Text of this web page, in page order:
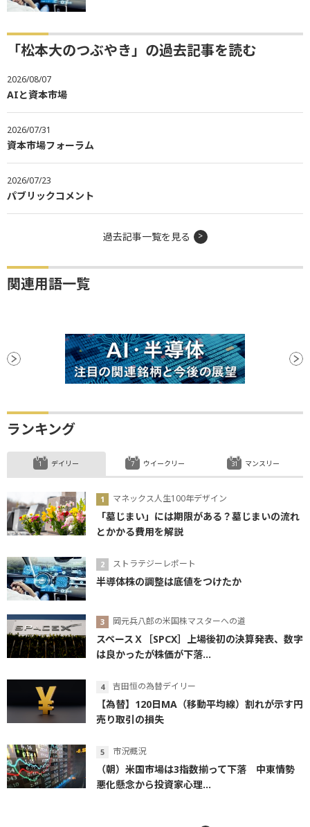
「松本大のつぶやき」の過去記事を読む
2026/08/07
AIと資本市場
2026/07/31
資本市場フォーラム
2026/07/23
パブリックコメント
過去記事一覧を見る
関連用語一覧
ランキング
デイリー
マネックス人生100年デザイン
「墓じまい」には期限がある？墓じまいの流れ
とかかる費用を解説
ストラテジーレポート
半導体株の調整は底値をつけたか
岡元兵八郎の米国株マスターへの道
スペースＸ［SPCX］上場後初の決算発表、数字
は良かったが株価が下落...
吉田恒の為替デイリー
【為替】120日MA（移動平均線）割れが示す円
売り取引の損失
市況概況
（朝）米国市場は3指数揃って下落 中東情勢
悪化懸念から投資家心理...
ウイークリー マンスリー